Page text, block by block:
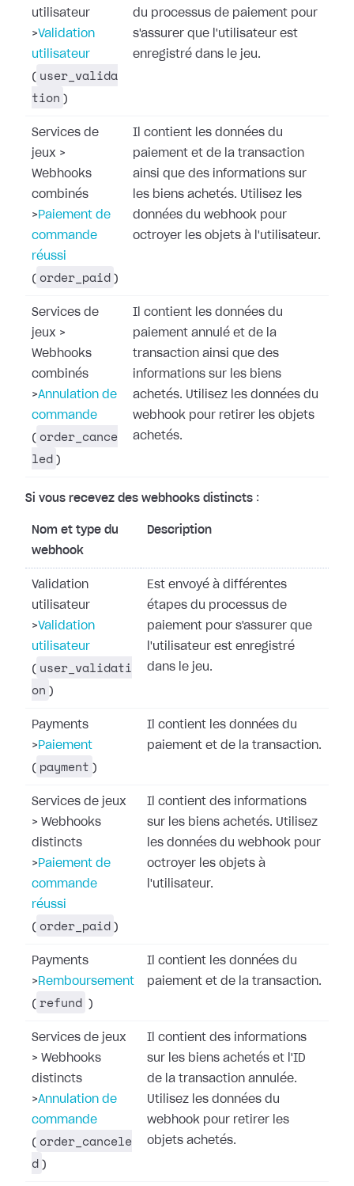
utilisateur
>Validation
utilisateur
( user_valida
tion )
du processus de paiement pour
s'assurer que l'utilisateur est
enregistré dans le jeu.
Services de
jeux >
Webhooks
combinés
> Paiement de
commande
réussi
( order_paid )
Il contient les données du
paiement et de la transaction
ainsi que des informations sur
les biens achetés. Utilisez les
données du webhook pour
octroyer les objets à l'utilisateur.
Services de
jeux >
Webhooks
combinés
>Annulation de
commande
( order_cance
led )
Il contient les données du
paiement annulé et de la
transaction ainsi que des
informations sur les biens
achetés. Utilisez les données du
webhook pour retirer les objets
achetés.
Si vous recevez des webhooks distincts :
Nom et type du
webhook
Description
Validation
utilisateur
>Validation
utilisateur
( user_validati
on )
Est envoyé à différentes
étapes du processus de
paiement pour s'assurer que
l'utilisateur est enregistré
dans le jeu.
Payments
> Paiement
( payment )
Il contient les données du
paiement et de la transaction.
Services de jeux
> Webhooks
distincts
> Paiement de
commande
réussi
( order_paid )
Il contient des informations
sur les biens achetés. Utilisez
les données du webhook pour
octroyer les objets à
l'utilisateur.
Payments
> Remboursement
( refund )
Il contient les données du
paiement et de la transaction.
Services de jeux
> Webhooks
distincts
>Annulation de
commande
( order_cancele
d )
Il contient des informations
sur les biens achetés et l'ID
de la transaction annulée.
Utilisez les données du
webhook pour retirer les
objets achetés.